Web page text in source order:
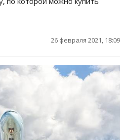
26 февраля 2021, 18:09